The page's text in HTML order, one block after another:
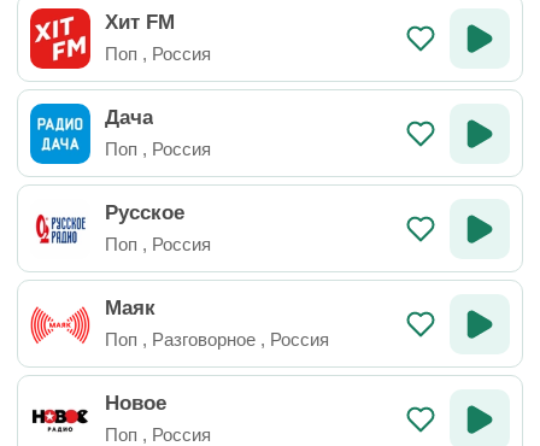
Хит FM
Поп , Россия
Дача
Поп , Россия
Русское
Поп , Россия
Маяк
Поп , Разговорное , Россия
Новое
Поп , Россия